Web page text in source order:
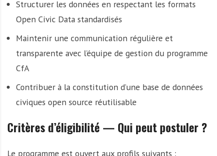
Structurer les données en respectant les formats
Open Civic Data standardisés
Maintenir une communication régulière et
transparente avec l’équipe de gestion du programme
CfA
Contribuer à la constitution d’une base de données
civiques open source réutilisable
Critères d’éligibilité — Qui peut postuler ?
Le programme est ouvert aux profils suivants :